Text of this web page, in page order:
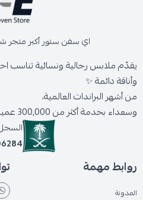
اي سفن ستور أكبر متجر
يقدّم ملابس رجالية ونسائية تناسب
وأناقة دائمة ✨
من أشهر البراندات العالمية،
وسعداء بخدمة أكثر من 300,000 عميل حول المملكة.
روابط مهمة
المدونة